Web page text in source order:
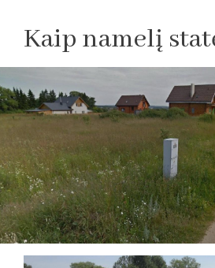
Kaip namelį